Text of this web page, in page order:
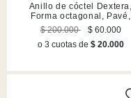
Anillo de cóctel Dextera,
Forma octagonal, Pavé,
Blanco, Acabado en rodio
$ 200.000
$ 60.000
o 3 cuotas de $ 20.000